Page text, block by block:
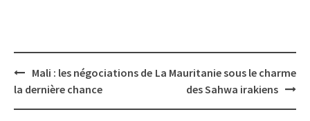
Post
navigation
Mali : les négociations de
la dernière chance
La Mauritanie sous le charme
des Sahwa irakiens